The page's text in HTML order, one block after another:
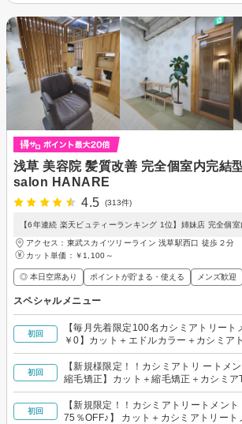
浅草 美容院 髪質改善 完全個室内完結
salon HANARE
4.5
(313件)
【6年連続 楽天ビュティーランキング 1位】姉妹店 完全個室
アクセス：東武スカイツリーライン 浅草駅西口 徒歩２分
カット単価： ￥1,100～
◎ 本日空席あり ポイントが貯まる・使える メンズ歓迎
スペシャルメニュー
初回
【毎月先着限定100名カシミアトリート
￥0】カット＋エドルカラー＋カシミア
ント
初回
【新規様限定！！カシミアトリ ートメ
縮毛矯正】カット＋縮毛矯正＋カシミア
初回
【新規限定！！カシミアトリートメント
75％OFF♪】 カット＋カシミアトリート